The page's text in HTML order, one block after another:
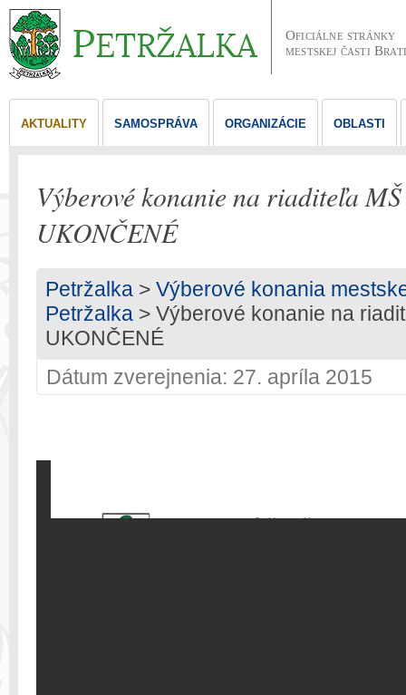
Oficiálne stránky
mestskej časti
AKTUALITY SAMOSPRÁVA ORGANIZÁCIE OBLASTI
Výberové konanie na riaditeľa MŠ
UKONČENÉ
Petržalka > Výberové konania
Petržalka > Výberové konanie na
UKONČENÉ
Dátum zverejnenia: 27. apríla 2015